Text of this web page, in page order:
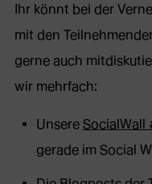
Ihr könnt bei der
mit den
gerne auch
wir mehrfach:
Unsere SocialWall
gerade im Social